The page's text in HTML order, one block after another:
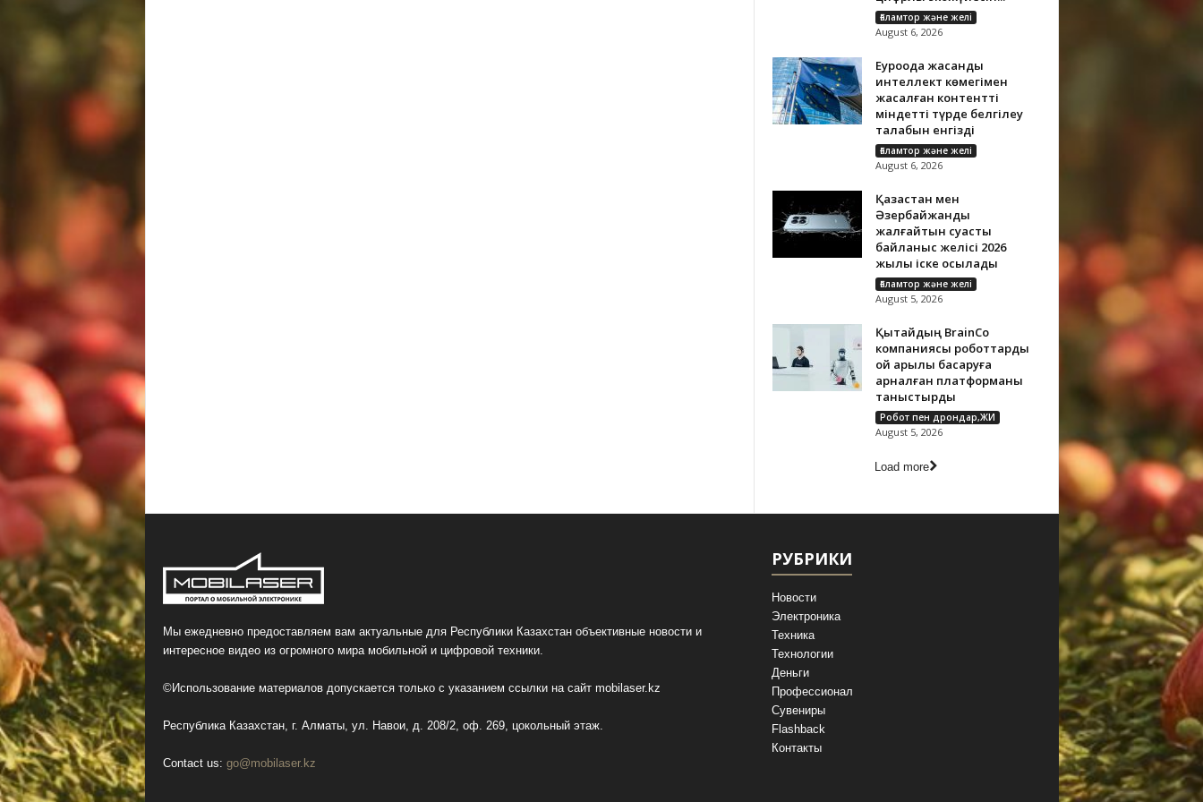
Ғаламтор және желі
August 6, 2026
Еуроодақ жасанды
интеллект көмегімен
жасалған контентті
міндетті түрде белгілеу
талабын енгізді
Ғаламтор және желі
August 6, 2026
Қазақстан мен
Әзербайжанды
жалғайтын суасты
байланыс желісі 2026
жылы іске қосылады
Ғаламтор және желі
August 5, 2026
Қытайдың BrainCo
компаниясы роботтарды
ой арқылы басқаруға
арналған платформаны
таныстырды
Робот пен дрондар,ЖИ
August 5, 2026
Load more
Мы ежедневно предоставляем вам актуальные для Республики Казахстан объективные новости и
интересное видео из огромного мира мобильной и цифровой техники.
©Использование материалов допускается только с указанием ссылки на сайт mobilaser.kz
Республика Казахстан, г. Алматы, ул. Навои, д. 208/2, оф. 269, цокольный этаж.
Contact us: go@mobilaser.kz
РУБРИКИ
Новости
Электроника
Техника
Технологии
Деньги
Профессионал
Сувениры
Flashback
Контакты